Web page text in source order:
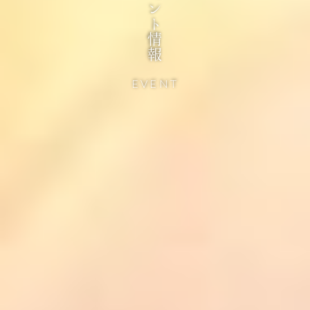
EVENT